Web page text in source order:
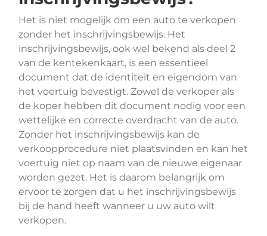
Het is niet mogelijk om een auto te verkopen
zonder het inschrijvingsbewijs. Het
inschrijvingsbewijs, ook wel bekend als deel 2
van de kentekenkaart, is een essentieel
document dat de identiteit en eigendom van
het voertuig bevestigt. Zowel de verkoper als
de koper hebben dit document nodig voor een
wettelijke en correcte overdracht van de auto.
Zonder het inschrijvingsbewijs kan de
verkoopprocedure niet plaatsvinden en kan het
voertuig niet op naam van de nieuwe eigenaar
worden gezet. Het is daarom belangrijk om
ervoor te zorgen dat u het inschrijvingsbewijs
bij de hand heeft wanneer u uw auto wilt
verkopen.